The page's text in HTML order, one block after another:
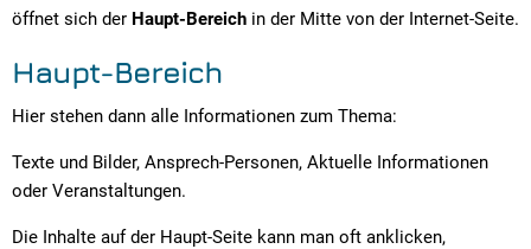
öffnet sich der Haupt-Bereich in der Mitte von der Internet-Seite.
Haupt-Bereich
Hier stehen dann alle Informationen zum Thema:
Texte und Bilder, Ansprech-Personen, Aktuelle Informationen
oder Veranstaltungen.
Die Inhalte auf der Haupt-Seite kann man oft anklicken,